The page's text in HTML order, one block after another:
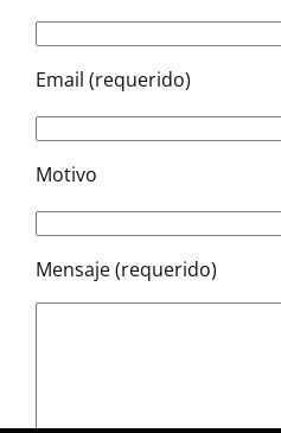
Email (requerido)
Motivo
Mensaje (requerido)